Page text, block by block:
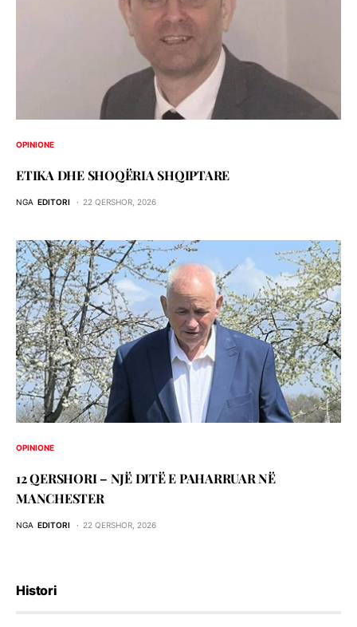
OPINIONE
ETIKA DHE SHOQЁRIA SHQIPTARE
NGA EDITORI 22 QERSHOR, 2026
OPINIONE
12 QERSHORI – NJË DITË E PAHARRUAR NË
MANCHESTER
NGA EDITORI 22 QERSHOR, 2026
Histori